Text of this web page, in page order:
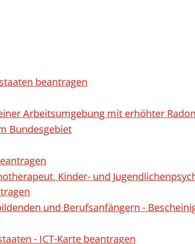
beantragen
Arbeitsumgebung mit erhöhter
Bundesgebiet
Kinder- und
und Berufsanfängern -
- ICT-Karte beantragen